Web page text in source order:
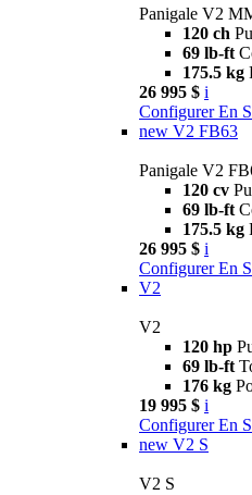
Panigale V2
120 ch
69 lb-ft
175.5 kg
26 995 $ i
Configurer En
new V2 FB63
Panigale V2
120 cv
69 lb-ft
175.5 kg
26 995 $ i
Configurer En
V2
V2
120 hp
69 lb-ft
176 kg
19 995 $ i
Configurer En
new V2 S
V2 S